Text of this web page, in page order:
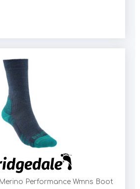
Performance Wmns Boot